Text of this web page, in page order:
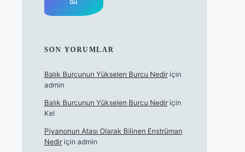
SON YORUMLAR
Balık Burcunun Yükselen Burcu Nediriçin
admin
Balık Burcunun Yükselen Burcu Nediriçin
Kel
Piyanonun Atası Olarak Bilinen Enstrüman
Nediriçin admin